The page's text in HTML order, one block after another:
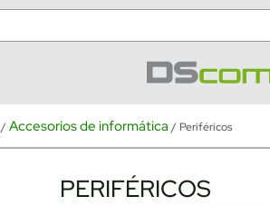
/Accesorios de informática / Periféricos
PERIFÉRICOS